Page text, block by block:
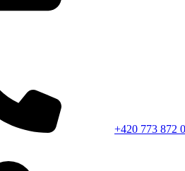
+420 773 872